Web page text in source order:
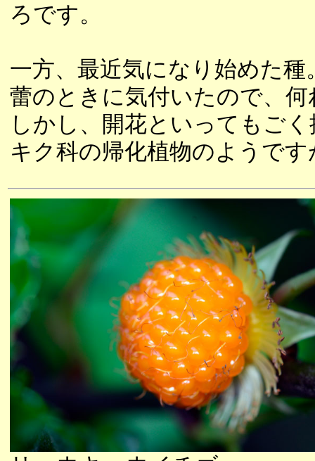
ろです。
一方、最近気になり始めた種
蕾のときに気付いたので、
しかし、開花といってもご
キク科の帰化植物のようで